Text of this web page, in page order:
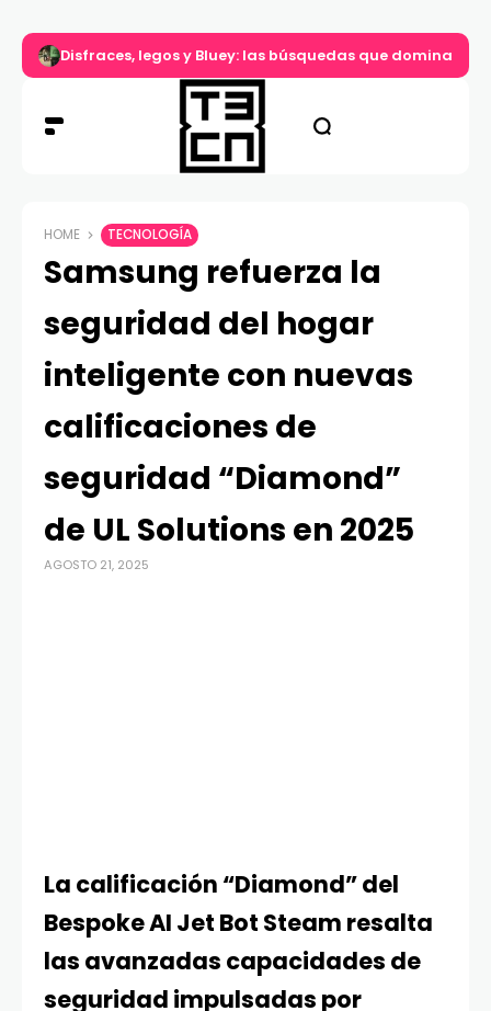
Disfraces, legos y Bluey: las búsquedas que dominan el
HOME TECNOLOGÍA
Samsung refuerza la
seguridad del hogar
inteligente con nuevas
calificaciones de
seguridad “Diamond”
de UL Solutions en 2025
AGOSTO 21, 2025
La calificación “Diamond” del
Bespoke AI Jet Bot Steam resalta
las avanzadas capacidades de
seguridad impulsadas por